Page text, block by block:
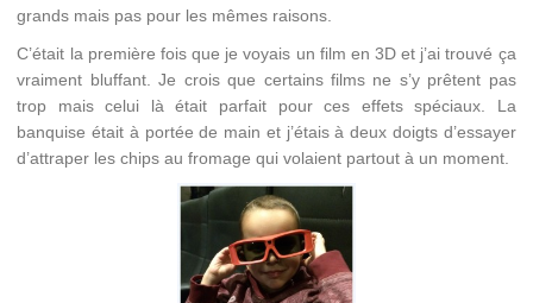
grands mais pas pour les mêmes raisons.
C’était la première fois que je voyais un film en 3D et j’ai trouvé ça
vraiment bluffant. Je crois que certains films ne s’y prêtent pas
trop mais celui là était parfait pour ces effets spéciaux. La
banquise était à portée de main et j’étais à deux doigts d’essayer
d’attraper les chips au fromage qui volaient partout à un moment.